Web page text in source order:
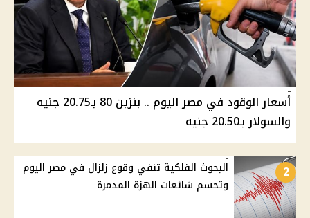
أسعار الوقود في مصر اليوم .. بنزين 80 بـ20.75 جنيه
والسولار بـ20.50 جنيه
2
البحوث الفلكية تنفي وقوع زلزال في مصر اليوم
وتحسم شائعات الهزة المدمرة